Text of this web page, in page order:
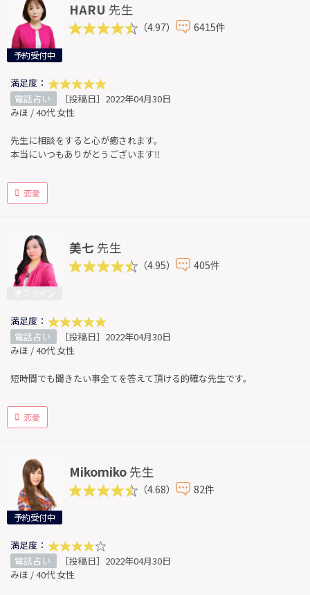
予約受付中
HARU 先生
（4.97） 6415件
満足度：
電話占い
［投稿日］2022年04月30日
みほ / 40代 女性
先生に相談をすると心が癒されます。
本当にいつもありがとうございます‼︎
恋愛
美七 先生
（4.95） 405件
満足度：
電話占い
［投稿日］2022年04月30日
みほ / 40代 女性
短時間でも聞きたい事全てを答えて頂ける的確な先生です。
恋愛
予約受付中
Mikomiko 先生
（4.68） 82件
満足度：
電話占い
［投稿日］2022年04月30日
みほ / 40代 女性